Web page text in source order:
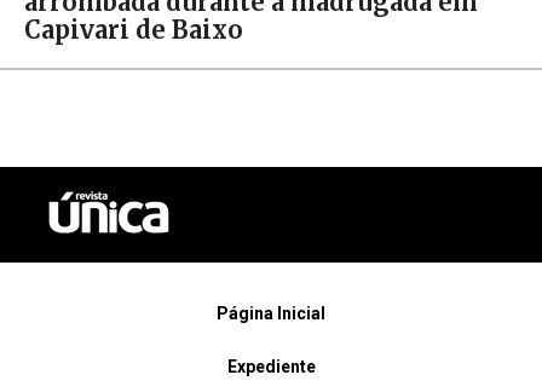
Capivari de Baixo
Página Inicial
Expediente